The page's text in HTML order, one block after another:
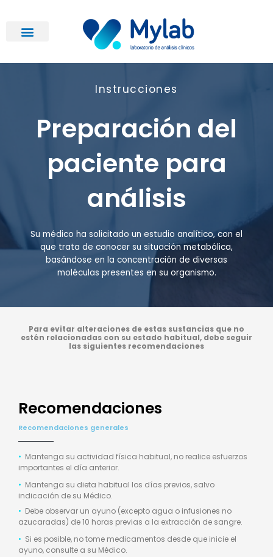
contenido
Instrucciones
Preparación del
paciente para
análisis
Su médico ha solicitado un estudio analítico, con el
que trata de conocer su situación metabólica,
basándose en la concentración de diversas
moléculas presentes en su organismo.
Para evitar alteraciones de estas sustancias que no
estén relacionadas con su estado habitual, debe seguir
las siguientes recomendaciones
Recomendaciones
Recomendaciones generales
• Mantenga su actividad física habitual, no realice esfuerzos
importantes el día anterior.
• Mantenga su dieta habitual los días previos, salvo
indicación de su Médico.
• Debe observar un ayuno (excepto agua o infusiones no
azucaradas) de 10 horas previas a la extracción de sangre.
• Si es posible, no tome medicamentos desde que inicie el
ayuno, consulte a su Médico.